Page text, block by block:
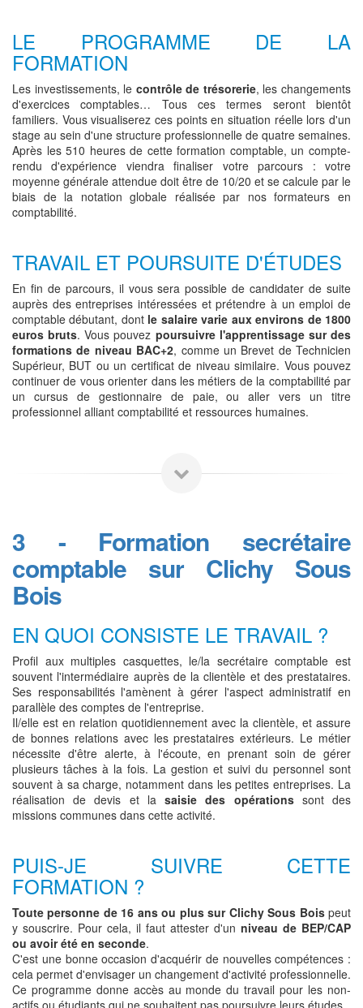
LE PROGRAMME DE LA
FORMATION
Les investissements, le contrôle de trésorerie, les changements
d'exercices comptables… Tous ces termes seront bientôt
familiers. Vous visualiserez ces points en situation réelle lors d'un
stage au sein d'une structure professionnelle de quatre semaines.
Après les 510 heures de cette formation comptable, un compte-
rendu d'expérience viendra finaliser votre parcours : votre
moyenne générale attendue doit être de 10/20 et se calcule par le
biais de la notation globale réalisée par nos formateurs en
comptabilité.
TRAVAIL ET POURSUITE D'ÉTUDES
En fin de parcours, il vous sera possible de candidater de suite
auprès des entreprises intéressées et prétendre à un emploi de
comptable débutant, dont le salaire varie aux environs de 1800
euros bruts. Vous pouvez poursuivre l'apprentissage sur des
formations de niveau BAC+2, comme un Brevet de Technicien
Supérieur, BUT ou un certificat de niveau similaire. Vous pouvez
continuer de vous orienter dans les métiers de la comptabilité par
un cursus de gestionnaire de paie, ou aller vers un titre
professionnel alliant comptabilité et ressources humaines.
3 - Formation secrétaire
comptable sur Clichy Sous
Bois
EN QUOI CONSISTE LE TRAVAIL ?
Profil aux multiples casquettes, le/la secrétaire comptable est
souvent l'intermédiaire auprès de la clientèle et des prestataires.
Ses responsabilités l'amènent à gérer l'aspect administratif en
parallèle des comptes de l'entreprise.
Il/elle est en relation quotidiennement avec la clientèle, et assure
de bonnes relations avec les prestataires extérieurs. Le métier
nécessite d'être alerte, à l'écoute, en prenant soin de gérer
plusieurs tâches à la fois. La gestion et suivi du personnel sont
souvent à sa charge, notamment dans les petites entreprises. La
réalisation de devis et lasaisie des opérationssont des
missions communes dans cette activité.
PUIS-JE SUIVRE CETTE
FORMATION ?
Toute personne de 16 ans ou plus sur Clichy Sous Boispeut
y souscrire. Pour cela, il faut attester d'un niveau de BEP/CAP
ou avoir été en seconde.
C'est une bonne occasion d'acquérir de nouvelles compétences :
cela permet d'envisager un changement d'activité professionnelle.
Ce programme donne accès au monde du travail pour les non-
actifs ou étudiants qui ne souhaitent pas poursuivre leurs études.